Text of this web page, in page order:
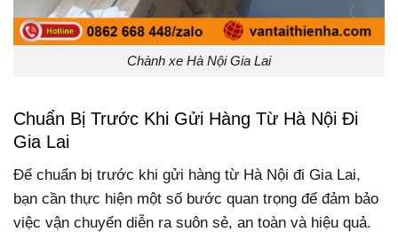
Chành xe Hà Nội Gia Lai
Chuẩn Bị Trước Khi Gửi Hàng Từ Hà Nội Đi
Gia Lai
Để chuẩn bị trước khi gửi hàng từ Hà Nội đi Gia Lai,
bạn cần thực hiện một số bước quan trọng để đảm bảo
việc vận chuyển diễn ra suôn sẻ, an toàn và hiệu quả.